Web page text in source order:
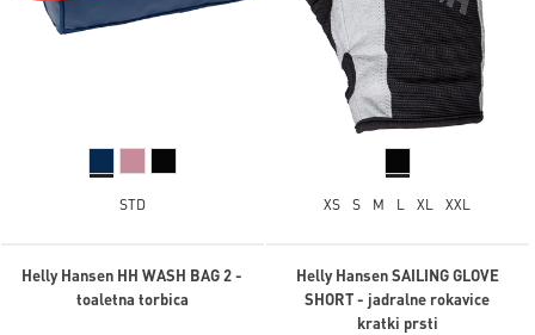
STD
Helly Hansen HH WASH BAG 2 -
toaletna torbica
XS S M L XL XXL
Helly Hansen SAILING GLOVE
SHORT - jadralne rokavice
kratki prsti